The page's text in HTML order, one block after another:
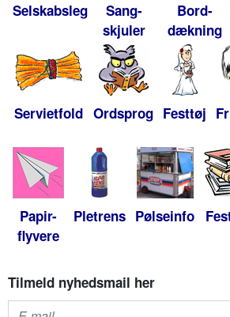
Selskabsleg
Sang-
skjuler
Bord-
dækning
Servietfold Ordsprog Festtøj
Papir-
flyvere
Pletrens Pølseinfo
Tilmeld nyhedsmail her